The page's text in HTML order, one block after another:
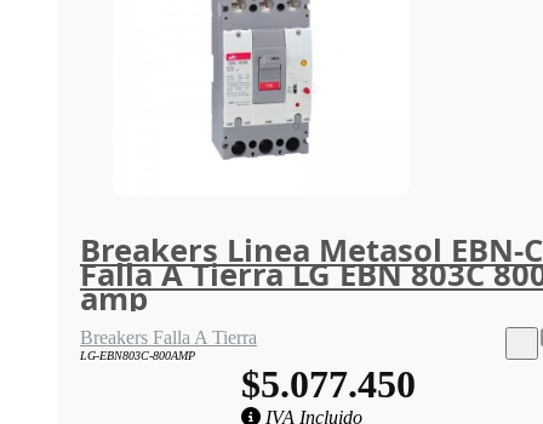
Breakers Linea Metasol EBN-C
Falla A Tierra LG EBN 803C
amp
Breakers Falla A Tierra
LG-EBN803C-800AMP
$5.077.450
IVA Incluido